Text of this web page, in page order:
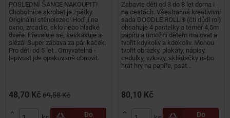
POSLEDNÍ ŠANCE NAKOUPIT!
Chobotnice akrobat je zpátky.
Originální stěnolezec! Hoď jí na
okno, zrcadlo, sklo nebo hladké
dveře. Převaluje se, seskakuje a
slézá! Super zábava za pár kaček.
Pro děti od 5 let . Omyvatelná -
lepivost jde opakovaně obnovit.
48,70 Kč 69,58 Kč

Do
Zabavte děti od 3 do 8 let doma i
na cestách. Všestranná kreativivní
sada DOODLE ROLL® (čti dúdl rol)
obsahuje 4 pastelky a téměř 4,5m
papíru a umožní dětem malovat a
tvořit kdykoliv a kdekoliv. Mohou
tvořit obrázky, plakáty, nápisy,
cedulky, vzkazy, skládačky nebo
hrát hry na papíře, psát...
80,10 Kč

Do